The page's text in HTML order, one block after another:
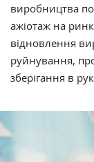
виробництва
ажіотаж на
відновлення
руйнування,
зберігання в